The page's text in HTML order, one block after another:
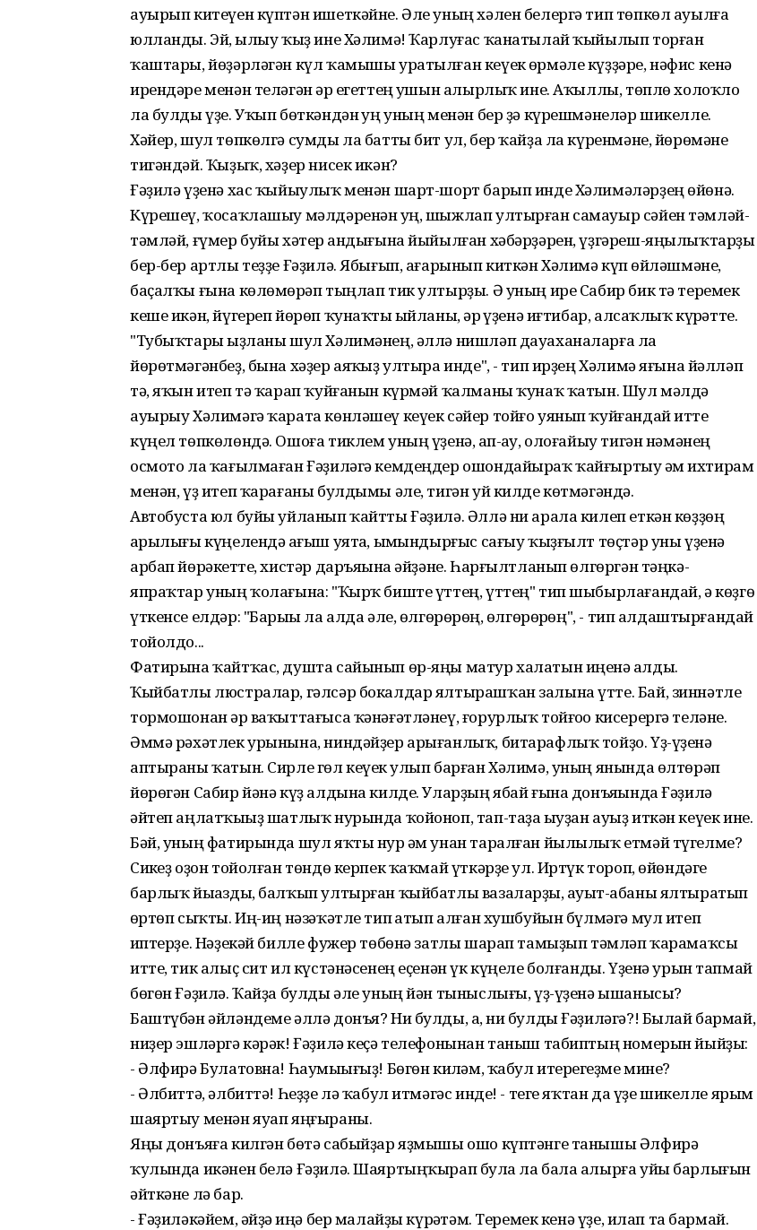
ауырып китеүен күптән ишеткәйне. Әле уның хәлен белергә тип төпкөл ауылға
юлланды. Эй, һылыу ҡыҙ ине Хәлимә! Ҡарлуғас ҡанатылай ҡыйылып торған
ҡаштары, йөҙәрләгән күл ҡамышы уратылған кеүек һөрмәле күҙҙәре, нәфис кенә
ирендәре менән теләгән һәр егеттең һушын алырлыҡ ине. Аҡыллы, төплө холоҡло
ла булды үҙе. Уҡып бөткәндән һуң уның менән бер ҙә күрешмәнеләр шикелле.
Хәйер, шул төпкөлгә сумды ла батты бит ул, бер ҡайҙа ла күренмәне, йөрөмәне
тигәндәй. Ҡыҙыҡ, хәҙер нисек икән?
Ғәҙилә үҙенә хас ҡыйыулыҡ менән шарт-шорт барып инде Хәлимәләрҙең өйөнә.
Күрешеү, ҡосаҡлашыу мәлдәренән һуң, шыжлап ултырған самауыр сәйен тәмләй-
тәмләй, ғүмер буйы хәтер һандығына йыйылған хәбәрҙәрен, үҙгәреш-яңылыҡтарҙы
бер-бер артлы теҙҙе Ғәҙилә. Ябығып, ағарынып киткән Хәлимә күп һөйләшмәне,
баҫалҡы ғына көлөмһөрәп тыңлап тик ултырҙы. Ә уның ире Сабир бик тә теремек
кеше икән, йүгереп йөрөп ҡунаҡты һыйланы, һәр һүҙенә иғтибар, алсаҡлыҡ күрһәтте.
"Тубыҡтары һыҙланы шул Хәлимәнең, әллә нишләп дауаханаларға ла
йөрөтмәгәнбеҙ, бына хәҙер аяҡһыҙ ултыра инде", - тип ирҙең Хәлимә яғына йәлләп
тә, яҡын итеп тә ҡарап ҡуйғанын күрмәй ҡалманы ҡунаҡ ҡатын. Шул мәлдә
ауырыу Хәлимәгә ҡарата көнләшеү кеүек сәйер тойғо уянып ҡуйғандай итте
күңел төпкөлөндә. Ошоға тиклем уның үҙенә, һап-һау, олоғайыу тигән нәмәнең
осмото ла ҡағылмаған Ғәҙиләгә кемдеңдер ошондайыраҡ ҡайғыртыу һәм ихтирам
менән, үҙ итеп ҡарағаны булдымы әле, тигән уй килде көтмәгәндә.
Автобуста юл буйы уйланып ҡайтты Ғәҙилә. Әллә ни арала килеп еткән көҙҙөң
һарылығы күңелендә һағыш уятһа, ымһындырғыс сағыу ҡыҙғылт төҫтәр уны үҙенә
арбап йөрәкһетте, хистәр даръяһына әйҙәне. Һарғылтланып өлгөргән тәңкә-
япраҡтар уның ҡолағына: "Ҡырҡ биште үттең, үттең" тип шыбырлағандай, ә көҙгө
үткенсе елдәр: "Барыһы ла алда әле, өлгөрөрһөң, өлгөрөрһөң", - тип алдаштырғандай
тойолдо...
Фатирына ҡайтҡас, душта сайынып өр-яңы матур халатын иңенә һалды.
Ҡыйбатлы люстралар, гәлсәр бокалдар ялтырашҡан залына үтте. Бай, зиннәтле
тормошонан һәр ваҡыттағыса ҡәнәғәтләнеү, ғорурлыҡ тойғоһо кисерергә теләне.
Әммә рәхәтлек урынына, ниндәйҙер арығанлыҡ, битарафлыҡ тойҙо. Үҙ-үҙенә
аптыраны ҡатын. Сирле гөл кеүек һулып барған Хәлимә, уның янында өлтөрәп
йөрөгән Сабир йәнә күҙ алдына килде. Уларҙың ябай ғына донъяһында Ғәҙилә
әйтеп аңлатҡыһыҙ шатлыҡ нурында ҡойоноп, тап-таҙа һыуҙан ауыҙ иткән кеүек ине.
Бәй, уның фатирында шул яҡты нур һәм унан таралған йылылыҡ етмәй түгелме?
Сикһеҙ оҙон тойолған төндө керпек ҡаҡмай үткәрҙе ул. Иртүк тороп, өйөндәге
барлыҡ йыһазды, балҡып ултырған ҡыйбатлы вазаларҙы, һауыт-һабаны ялтыратып
һөртөп сыҡты. Иң-иң нәзәҡәтле тип һатып алған хушбуйын бүлмәгә мул итеп
һиптерҙе. Нәҙекәй билле фужер төбөнә затлы шарап тамыҙып тәмләп ҡарамаҡсы
итте, тик алыҫ сит ил күстәнәсенең еҫенән үк күңеле болғанды. Үҙенә урын тапмай
бөгөн Ғәҙилә. Ҡайҙа булды әле уның йән тыныслығы, үҙ-үҙенә ышанысы?
Баштүбән әйләндеме әллә донъя? Ни булды, аһ, ни булды Ғәҙиләгә?! Былай бармай,
ниҙер эшләргә кәрәк! Ғәҙилә кеҫә телефонынан таныш табиптың номерын йыйҙы:
- Әлфирә Булатовна! Һаумыһығыҙ! Бөгөн килһәм, ҡабул итерһегеҙме мине?
- Әлбиттә, әлбиттә! Һеҙҙе лә ҡабул итмәгәс инде! - теге яҡтан да үҙе шикелле ярым
шаяртыу менән яуап яңғыраны.
Яңы донъяға килгән бөтә сабыйҙар яҙмышы ошо күптәнге танышы Әлфирә
ҡулында икәнен белә Ғәҙилә. Шаяртыңҡырап булһа ла бала алырға уйы барлығын
әйткәне лә бар.
- Ғәҙиләкәйем, әйҙә һиңә бер малайҙы күрһәтәм. Теремек кенә үҙе, илап та бармай.